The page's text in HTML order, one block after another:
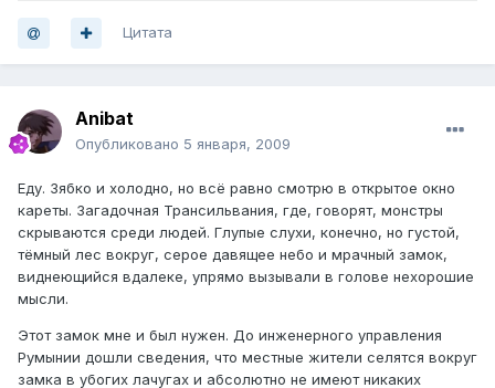
Цитата
Anibat
Опубликовано 5 января, 2009
Еду. Зябко и холодно, но всё равно смотрю в открытое окно
кареты. Загадочная Трансильвания, где, говорят, монстры
скрываются среди людей. Глупые слухи, конечно, но густой,
тёмный лес вокруг, серое давящее небо и мрачный замок,
виднеющийся вдалеке, упрямо вызывали в голове нехорошие
мысли.
Этот замок мне и был нужен. До инженерного управления
Румынии дошли сведения, что местные жители селятся вокруг
замка в убогих лачугах и абсолютно не имеют никаких